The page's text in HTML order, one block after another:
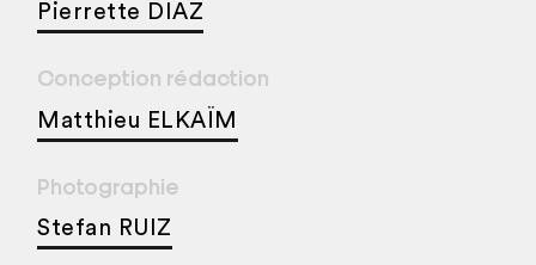
Pierrette DIAZ
Conception rédaction
Matthieu ELKAÏM
Photographie
Stefan RUIZ